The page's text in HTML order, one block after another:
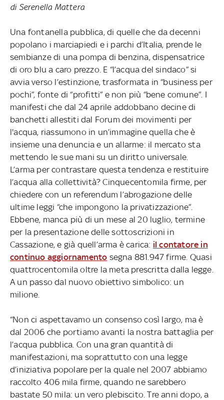
di Serenella Mattera
Una fontanella pubblica, di quelle che da decenni
popolano i marciapiedi e i parchi d’Italia, prende le
sembianze di una pompa di benzina, dispensatrice
di oro blu a caro prezzo. E “l’acqua del sindaco” si
avvia verso l’estinzione, trasformata in “business per
pochi”, fonte di “profitti” e non più “bene comune”. I
manifesti che dal 24 aprile addobbano decine di
banchetti allestiti dal Forum dei movimenti per
l'acqua, riassumono in un’immagine quella che è
insieme una denuncia e un allarme: il mercato sta
mettendo le sue mani su un diritto universale.
L’arma per contrastare questa tendenza e restituire
l’acqua alla collettività? Cinquecentomila firme, per
chiedere con un referendum l’abrogazione delle
ultime leggi “che impongono la privatizzazione”.
Ebbene, manca più di un mese al 20 luglio, termine
per la presentazione delle sottoscrizioni in
Cassazione, e già quell’arma è carica: il contatore in
continuo aggiornamento segna 881.947 firme. Quasi
quattrocentomila oltre la meta prescritta dalla legge.
A un passo dal nuovo obiettivo simbolico: un
milione.
“Non ci aspettavamo un consenso così largo, ma è
dal 2006 che portiamo avanti la nostra battaglia per
l’acqua pubblica. Con una gran quantità di
manifestazioni, ma soprattutto con una legge
d’iniziativa popolare per la quale nel 2007 abbiamo
raccolto 406 mila firme, quando ne sarebbero
bastate 50 mila: un vero plebiscito. Tre anni dopo, a